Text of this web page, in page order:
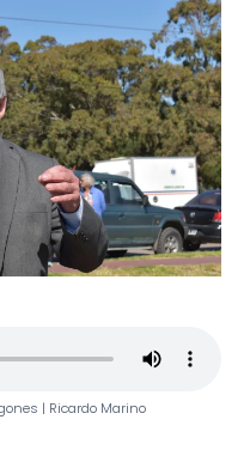
| Ricardo Marino